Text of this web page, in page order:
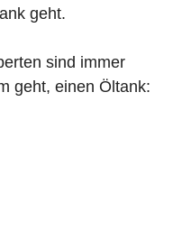
geht.
sind immer
geht, einen Öltank: